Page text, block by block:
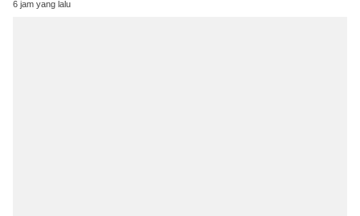
6 jam yang lalu